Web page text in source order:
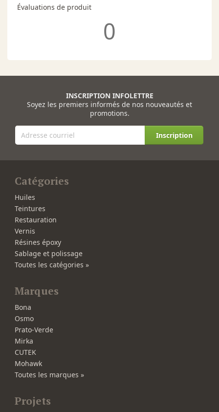
Évaluations de produit
0
INSCRIPTION INFOLETTRE
Soyez les premiers informés de nos nouveautés et
promotions.
Inscription
Catégories
Huiles
Teintures
Restauration
Vernis
Résines époxy
Sablage et polissage
Toutes les catégories »
Marques
Bona
Osmo
Prato-Verde
Mirka
CUTEK
Mohawk
Toutes les marques »
Projets